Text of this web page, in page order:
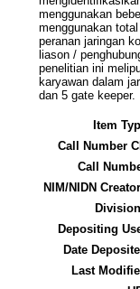
menggunakan
menggunakan
peranan jaringan
liason /
penelitian ini
karyawan dalam
dan 5 gate keeper.
Item
Call Number
Call
NIM/NIDN
Depositing
Date
Last